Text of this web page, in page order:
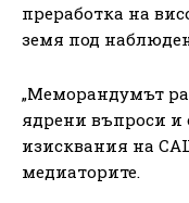
преработка на
земя под
„Меморандумът
ядрени въпроси и
изисквания на
медиаторите.